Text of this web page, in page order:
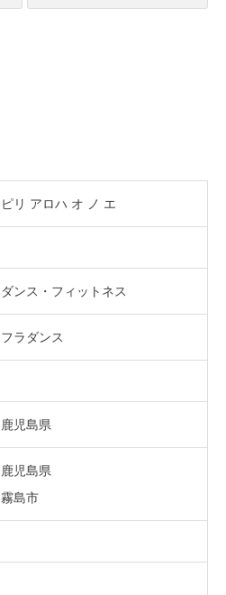
ピリ アロハ オ ノ エ
ダンス・フィットネス
フラダンス
鹿児島県
鹿児島県
霧島市